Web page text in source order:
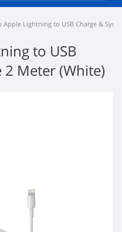
Apple Lightning to USB Charge & Sync
to USB
2 Meter (White)